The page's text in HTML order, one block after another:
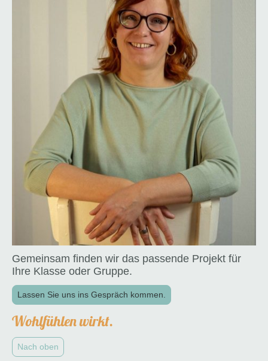
Gemeinsam finden wir das passende Projekt für
Ihre Klasse oder Gruppe.
Wohlfühlen wirkt.
Lassen Sie uns ins Gespräch kommen.
Nach oben